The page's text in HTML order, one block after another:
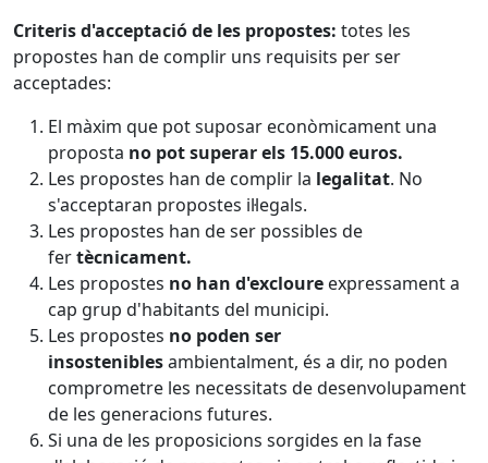
Criteris d'acceptació de les propostes: totes les
propostes han de complir uns requisits per ser
acceptades:
El màxim que pot suposar econòmicament una
proposta no pot superar els 15.000 euros.
Les propostes han de complir la legalitat. No
s'acceptaran propostes il·legals.
Les propostes han de ser possibles de
fertècnicament.
Les propostes no han d'excloure expressament a
cap grup d'habitants del municipi.
Les propostes no poden ser
insosteniblesambientalment, és a dir, no poden
comprometre les necessitats de desenvolupament
de les generacions futures.
Si una de les proposicions sorgides en la fase